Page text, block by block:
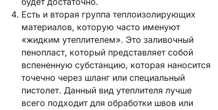
Есть и вторая группа теплоизолирующих
материалов, которую часто именуют
«жидким утеплителем». Это заливочный
пенопласт, который представляет собой
вспененную субстанцию, которая наносится
точечно через шланг или специальный
пистолет. Данный вид утеплителя лучше
всего подходит для обработки швов или